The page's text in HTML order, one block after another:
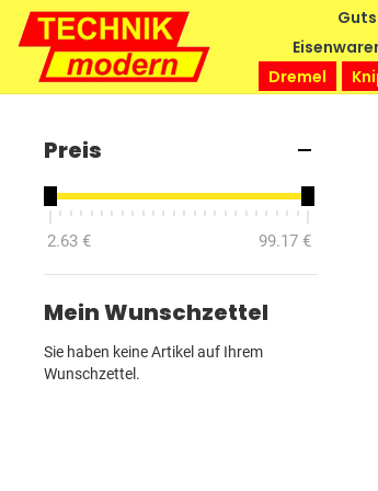
Dremel
Preis
2.63 € 99.17 €
Mein Wunschzettel
Sie haben keine Artikel auf Ihrem
Wunschzettel.